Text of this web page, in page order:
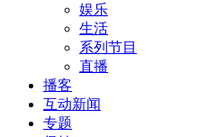
娱乐
生活
系列节目
直播
播客
互动新闻
专题